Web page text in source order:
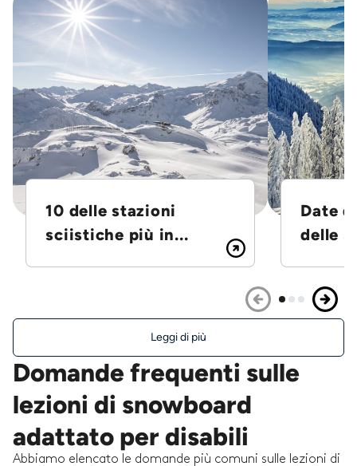
10 delle stazioni
sciistiche più in...
Date
delle
Leggi di più
Domande frequenti sulle
lezioni di snowboard
adattato per disabili
Abbiamo elencato le domande più comuni sulle lezioni di